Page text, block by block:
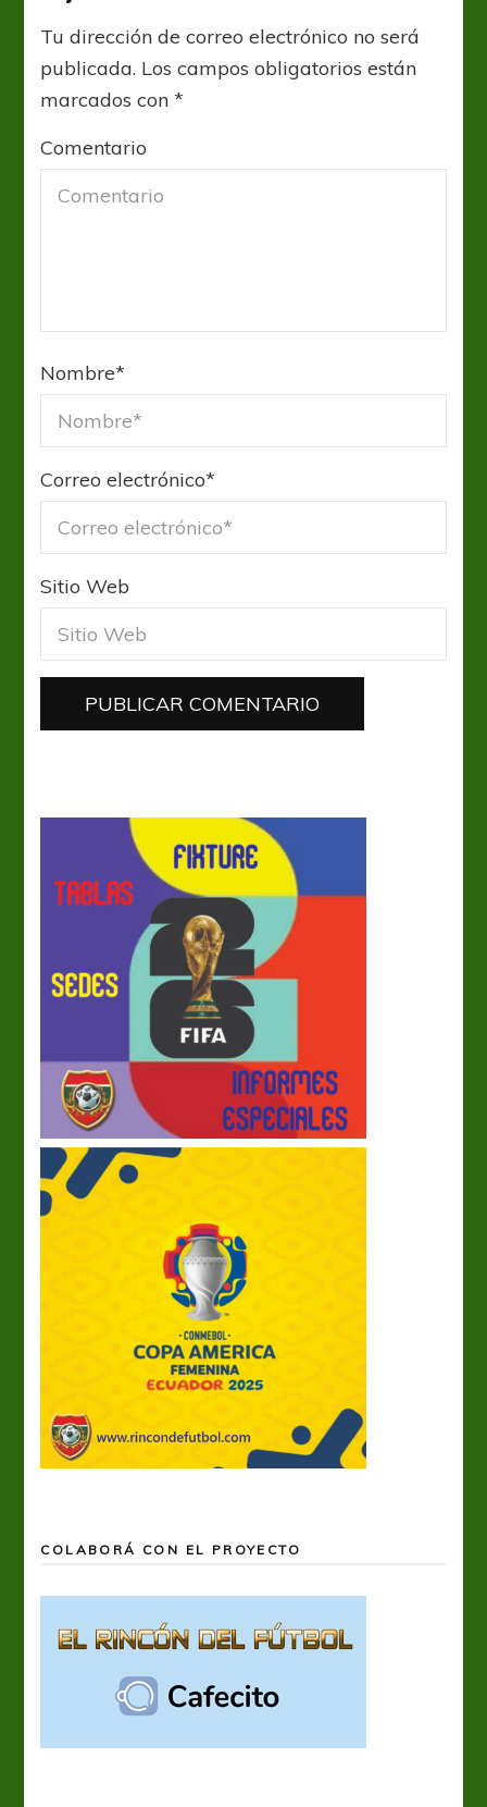
Tu dirección de correo electrónico no será
publicada. Los campos obligatorios están
marcados con*
Comentario
Nombre*
Correo electrónico*
Sitio Web
COLABORÁ CON EL PROYECTO